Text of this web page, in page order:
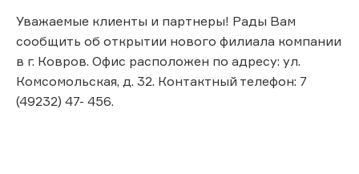
Уважаемые клиенты и партнеры! Рады Вам
сообщить об открытии нового филиала компании
в г. Ковров. Офис расположен по адресу: ул.
Комсомольская, д. 32. Контактный телефон: 7
(49232) 47- 456.